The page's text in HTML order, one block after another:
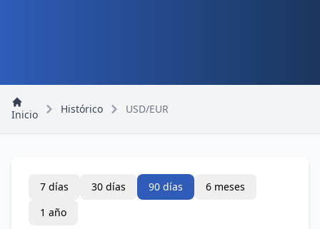
Inicio Histórico USD/EUR
7 días 30 días 90 días
6 meses
1 año